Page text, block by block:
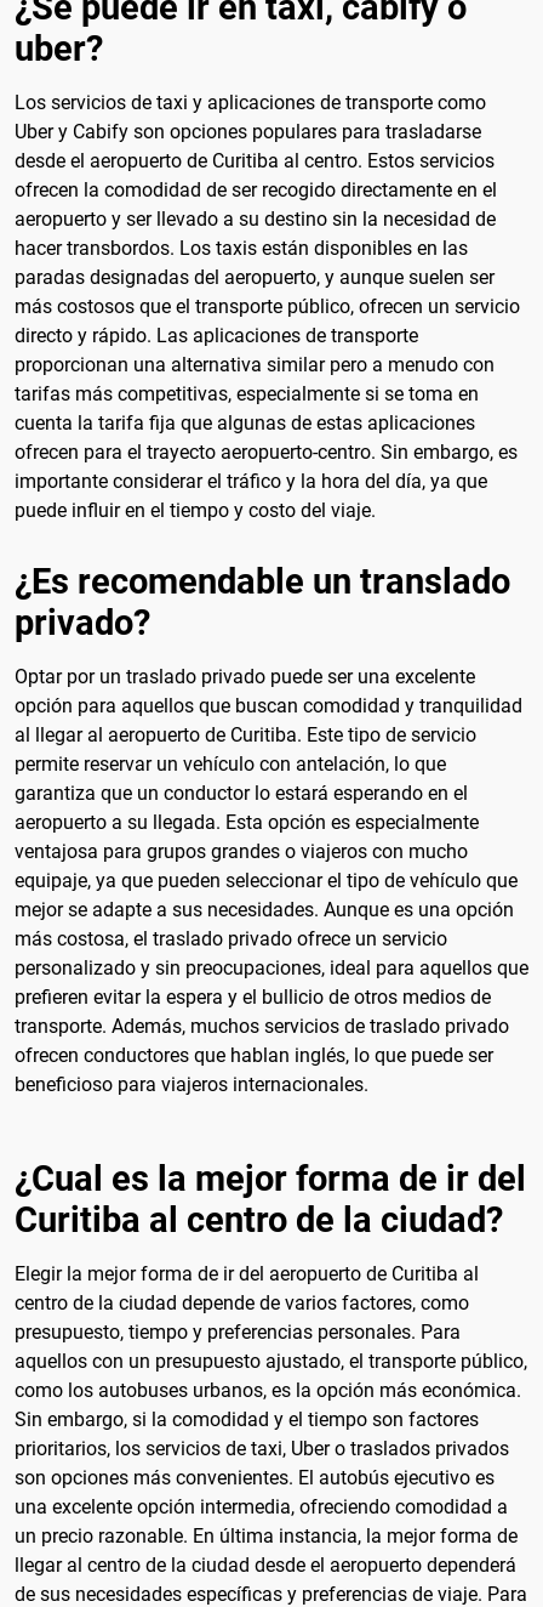
uber?
Los servicios de taxi y aplicaciones de transporte como
Uber y Cabify son opciones populares para trasladarse
desde el aeropuerto de Curitiba al centro. Estos servicios
ofrecen la comodidad de ser recogido directamente en el
aeropuerto y ser llevado a su destino sin la necesidad de
hacer transbordos. Los taxis están disponibles en las
paradas designadas del aeropuerto, y aunque suelen ser
más costosos que el transporte público, ofrecen un servicio
directo y rápido. Las aplicaciones de transporte
proporcionan una alternativa similar pero a menudo con
tarifas más competitivas, especialmente si se toma en
cuenta la tarifa fija que algunas de estas aplicaciones
ofrecen para el trayecto aeropuerto-centro. Sin embargo, es
importante considerar el tráfico y la hora del día, ya que
puede influir en el tiempo y costo del viaje.
¿Es recomendable un translado
privado?
Optar por un traslado privado puede ser una excelente
opción para aquellos que buscan comodidad y tranquilidad
al llegar al aeropuerto de Curitiba. Este tipo de servicio
permite reservar un vehículo con antelación, lo que
garantiza que un conductor lo estará esperando en el
aeropuerto a su llegada. Esta opción es especialmente
ventajosa para grupos grandes o viajeros con mucho
equipaje, ya que pueden seleccionar el tipo de vehículo que
mejor se adapte a sus necesidades. Aunque es una opción
más costosa, el traslado privado ofrece un servicio
personalizado y sin preocupaciones, ideal para aquellos que
prefieren evitar la espera y el bullicio de otros medios de
transporte. Además, muchos servicios de traslado privado
ofrecen conductores que hablan inglés, lo que puede ser
beneficioso para viajeros internacionales.
¿Cual es la mejor forma de ir del
Curitiba al centro de la ciudad?
Elegir la mejor forma de ir del aeropuerto de Curitiba al
centro de la ciudad depende de varios factores, como
presupuesto, tiempo y preferencias personales. Para
aquellos con un presupuesto ajustado, el transporte público,
como los autobuses urbanos, es la opción más económica.
Sin embargo, si la comodidad y el tiempo son factores
prioritarios, los servicios de taxi, Uber o traslados privados
son opciones más convenientes. El autobús ejecutivo es
una excelente opción intermedia, ofreciendo comodidad a
un precio razonable. En última instancia, la mejor forma de
llegar al centro de la ciudad desde el aeropuerto dependerá
de sus necesidades específicas y preferencias de viaje. Para